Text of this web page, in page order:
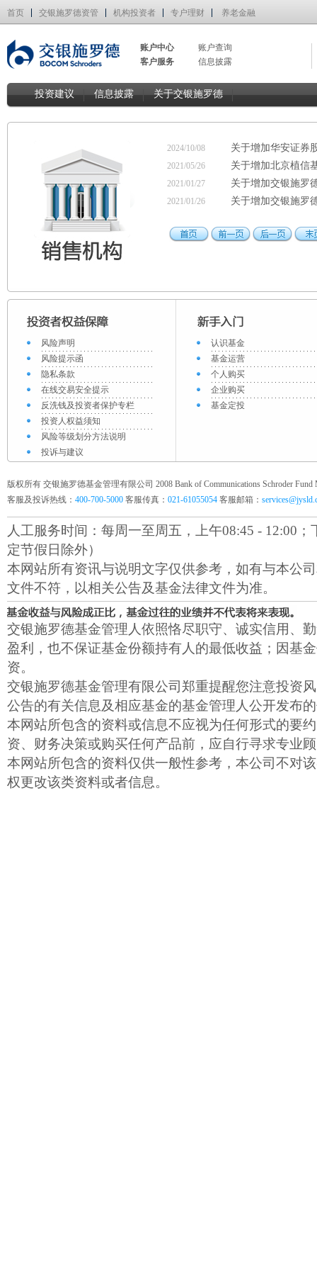
首页 交银施罗德资管 机构投资者 专户理财 养老金融
账户中心
账户查询
客户服务
信息披露
投资建议 信息披露 关于交银施罗德
2024/10/08 关于增加华安证券
2021/05/26 关于增加北京植信
2021/01/27 关于增加交银施罗
2021/01/26 关于增加交银施罗
风险声明
风险提示函
隐私条款
在线交易安全提示
反洗钱及投资者保护专栏
投资人权益须知
风险等级划分方法说明
投诉与建议
认识基金
基金运营
个人购买
企业购买
基金定投
版权所有 交银施罗德基金管理有限公司 2008 Bank of Communications Schroder Fund
客服及投诉热线： 400-700-5000 客服传真： 021-61055054 客服邮箱：
人工服务时间：每周一至周五，上午08:45 - 12:00；
定节假日除外）
本网站所有资讯与说明文字仅供参考，如有与本公
文件不符，以相关公告及基金法律文件为准。
交银施罗德基金管理人依照恪尽职守、诚实信用、
盈利，也不保证基金份额持有人的最低收益；因基
资。
交银施罗德基金管理有限公司郑重提醒您注意投资
公告的有关信息及相应基金的基金管理人公开发布
本网站所包含的资料或信息不应视为任何形式的要
资、财务决策或购买任何产品前，应自行寻求专业
本网站所包含的资料仅供一般性参考，本公司不对
权更改该类资料或者信息。